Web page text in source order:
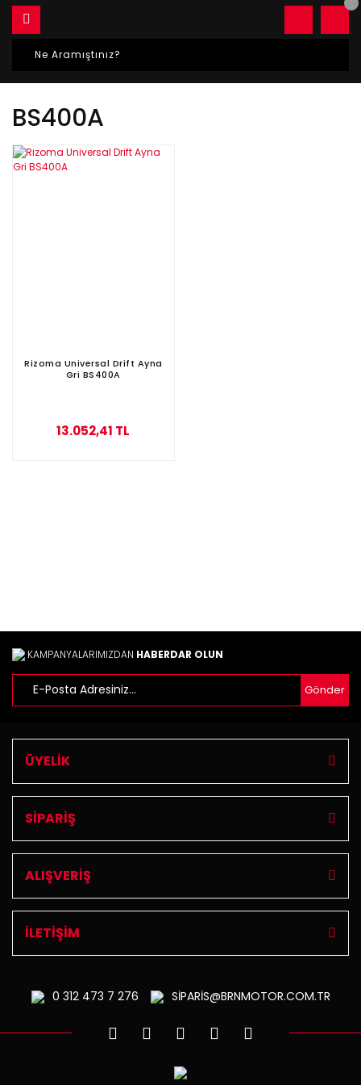
BS400A
Rizoma Universal Drift Ayna
Gri BS400A
13.052,41 TL
KAMPANYALARIMIZDAN HABERDAR OLUN
Gönder
ÜYELİK
SİPARİŞ
ALIŞVERİŞ
İLETİŞİM
0 312473 7 276 SİPARİS@BRNMOTOR.COM.TR